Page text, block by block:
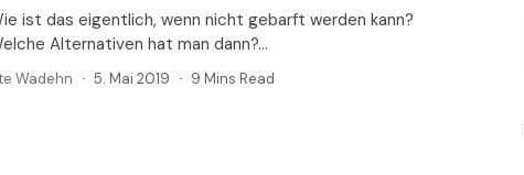
ist das eigentlich, wenn nicht gebarft werden kann?
Alternativen hat man dann?...
Wadehn 5. Mai 2019 9 Mins Read